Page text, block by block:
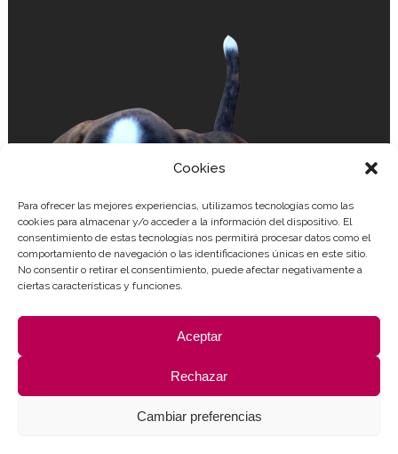
Cookies
Para ofrecer las mejores experiencias, utilizamos tecnologías como las
cookies para almacenar y/o acceder a la información del dispositivo. El
consentimiento de estas tecnologías nos permitirá procesar datos como el
comportamiento de navegación o las identificaciones únicas en este sitio.
No consentir o retirar el consentimiento, puede afectar negativamente a
ciertas características y funciones.
Aceptar
Rechazar
Cambiar preferencias